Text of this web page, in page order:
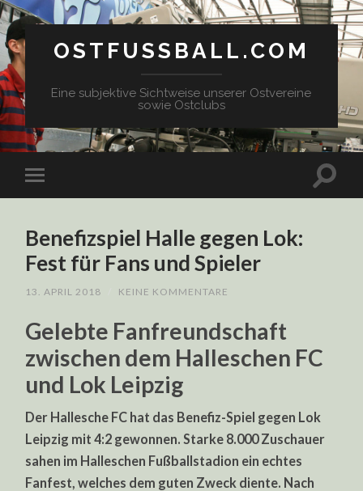
OSTFUSSBALL.COM
Eine subjektive Sichtweise unserer Ostvereine
sowie Ostclubs
Benefizspiel Halle gegen Lok:
Fest für Fans und Spieler
13. APRIL 2018 KEINE KOMMENTARE
Gelebte Fanfreundschaft
zwischen dem Halleschen FC
und Lok Leipzig
Der Hallesche FC hat das Benefiz-Spiel gegen Lok
Leipzig mit 4:2 gewonnen. Starke 8.000 Zuschauer
sahen im Halleschen Fußballstadion ein echtes
Fanfest, welches dem guten Zweck diente. Nach